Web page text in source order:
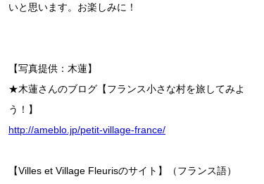
いと思います。お楽しみに！
【写真提供：木蓮】
★木蓮さんのブログ【フランス小さな村を旅してみよ
う！】
http://ameblo.jp/petit-village-france/
【Villes et Village Fleurisのサイト】（フランス語）